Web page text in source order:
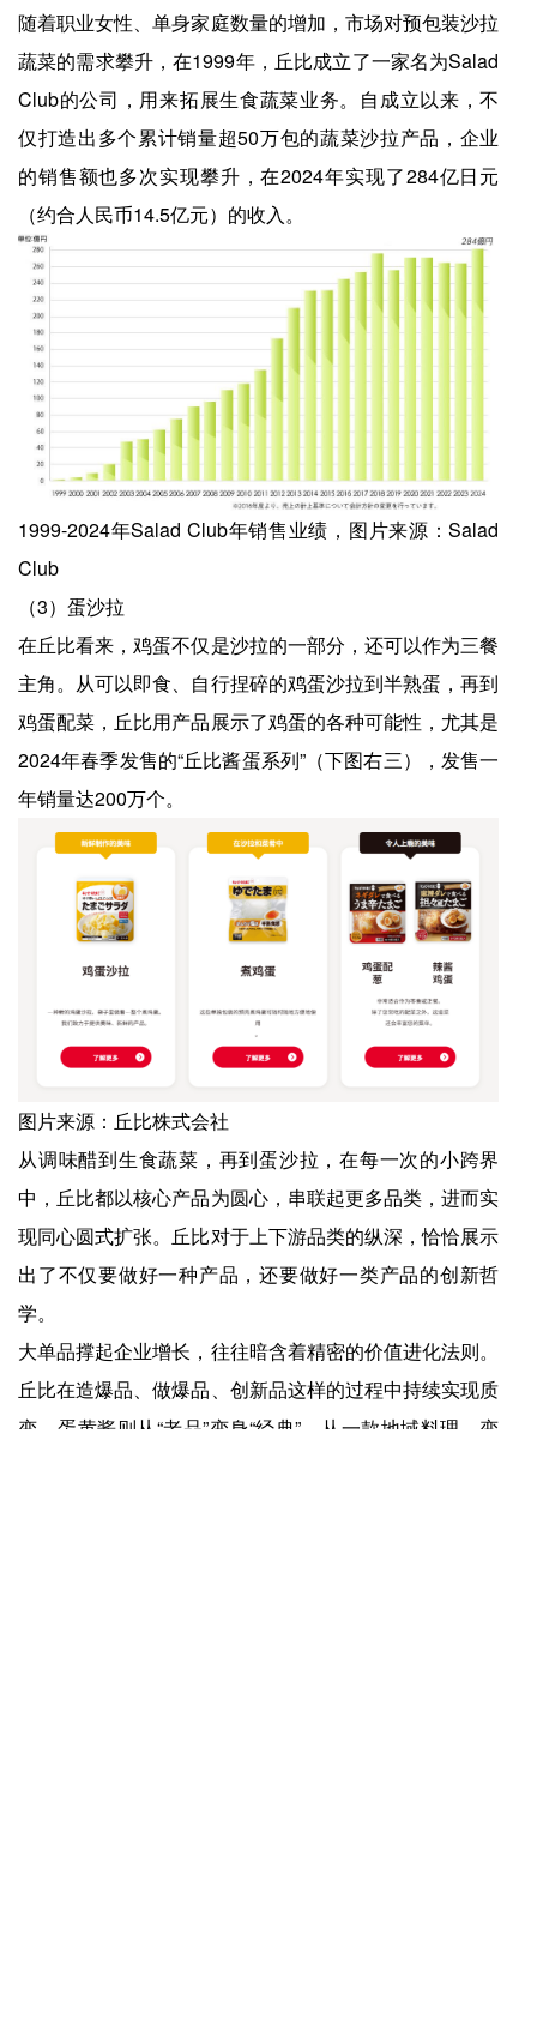
随着职业女性、单身家庭数量的增加，市场对预包装沙拉
蔬菜的需求攀升，在1999年，丘比成立了一家名为Salad
Club的公司，用来拓展生食蔬菜业务。自成立以来，不
仅打造出多个累计销量超50万包的蔬菜沙拉产品，企业
的销售额也多次实现攀升，在2024年实现了284亿日元
（约合人民币14.5亿元）的收入。
1999-2024年Salad Club年销售业绩，图片来源：Salad
Club
（3）蛋沙拉
在丘比看来，鸡蛋不仅是沙拉的一部分，还可以作为三餐
主角。从可以即食、自行捏碎的鸡蛋沙拉到半熟蛋，再到
鸡蛋配菜，丘比用产品展示了鸡蛋的各种可能性，尤其是
2024年春季发售的“丘比酱蛋系列”（下图右三），发售一
年销量达200万个。
图片来源：丘比株式会社
从调味醋到生食蔬菜，再到蛋沙拉，在每一次的小跨界
中，丘比都以核心产品为圆心，串联起更多品类，进而实
现同心圆式扩张。丘比对于上下游品类的纵深，恰恰展示
出了不仅要做好一种产品，还要做好一类产品的创新哲
学。
大单品撑起企业增长，往往暗含着精密的价值进化法则。
丘比在造爆品、做爆品、创新品这样的过程中持续实现质
变，蛋黄酱则从“老品”变身“经典”，从一款地域料理，变